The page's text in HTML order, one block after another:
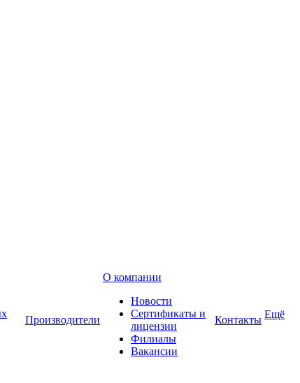
Производители
О компании
Новости
Сертификаты и
лицензии
Филиалы
Вакансии
Контакты Ещё